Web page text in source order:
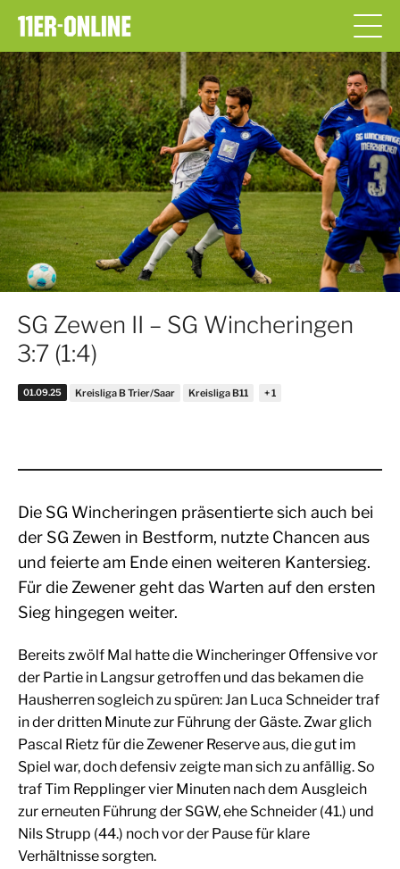
SG Zewen II – SG Wincheringen
3:7 (1:4)
01.09.25 Kreisliga B Trier/Saar Kreisliga B11
Die SG Wincheringen präsentierte sich auch bei
der SG Zewen in Bestform, nutzte Chancen aus
und feierte am Ende einen weiteren Kantersieg.
Für die Zewener geht das Warten auf den ersten
Sieg hingegen weiter.
Bereits zwölf Mal hatte die Wincheringer Offensive vor
der Partie in Langsur getroffen und das bekamen die
Hausherren sogleich zu spüren: Jan Luca Schneider traf
in der dritten Minute zur Führung der Gäste. Zwar glich
Pascal Rietz für die Zewener Reserve aus, die gut im
Spiel war, doch defensiv zeigte man sich zu anfällig. So
traf Tim Repplinger vier Minuten nach dem Ausgleich
zur erneuten Führung der SGW, ehe Schneider (41.) und
Nils Strupp (44.) noch vor der Pause für klare
Verhältnisse sorgten.